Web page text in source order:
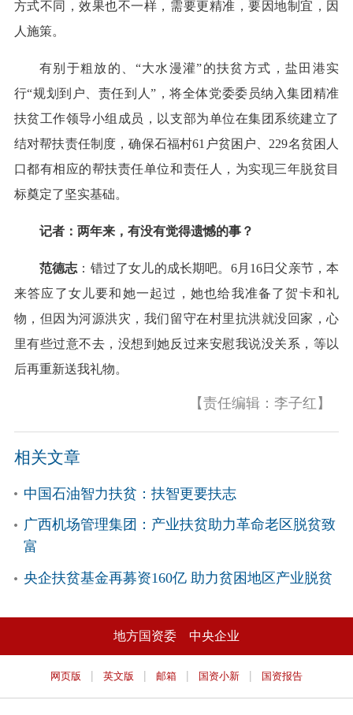
方式不同，效果也不一样，需要更精准，要因地制宜，因
人施策。
有别于粗放的、“大水漫灌”的扶贫方式，盐田港实
行“规划到户、责任到人”，将全体党委委员纳入集团精准
扶贫工作领导小组成员，以支部为单位在集团系统建立了
结对帮扶责任制度，确保石福村61户贫困户、229名贫困人
口都有相应的帮扶责任单位和责任人，为实现三年脱贫目
标奠定了坚实基础。
记者：两年来，有没有觉得遗憾的事？
范德志 ：错过了女儿的成长期吧。6月16日父亲节，本
来答应了女儿要和她一起过，她也给我准备了贺卡和礼
物，但因为河源洪灾，我们留守在村里抗洪就没回家，心
里有些过意不去，没想到她反过来安慰我说没关系，等以
后再重新送我礼物。
【责任编辑：李子红】
相关文章
中国石油智力扶贫：扶智更要扶志
广西机场管理集团：产业扶贫助力革命老区脱贫致
富
央企扶贫基金再募资160亿 助力贫困地区产业脱贫
地方国资委 中央企业
网页版 | 英文版 | 邮箱 | 国资小新 | 国资报告